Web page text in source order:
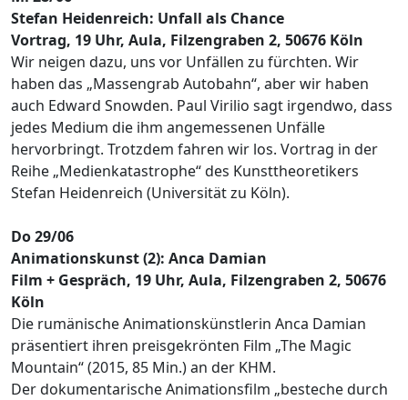
Stefan Heidenreich: Unfall als Chance
Vortrag, 19 Uhr, Aula, Filzengraben 2, 50676 Köln
Wir neigen dazu, uns vor Unfällen zu fürchten. Wir
haben das „Massengrab Autobahn“, aber wir haben
auch Edward Snowden. Paul Virilio sagt irgendwo, dass
jedes Medium die ihm angemessenen Unfälle
hervorbringt. Trotzdem fahren wir los. Vortrag in der
Reihe „Medienkatastrophe“ des Kunsttheoretikers
Stefan Heidenreich (Universität zu Köln).
Do 29/06
Animationskunst (2): Anca Damian
Film + Gespräch, 19 Uhr, Aula, Filzengraben 2, 50676
Köln
Die rumänische Animationskünstlerin Anca Damian
präsentiert ihren preisgekrönten Film „The Magic
Mountain“ (2015, 85 Min.) an der KHM.
Der dokumentarische Animationsfilm „besteche durch